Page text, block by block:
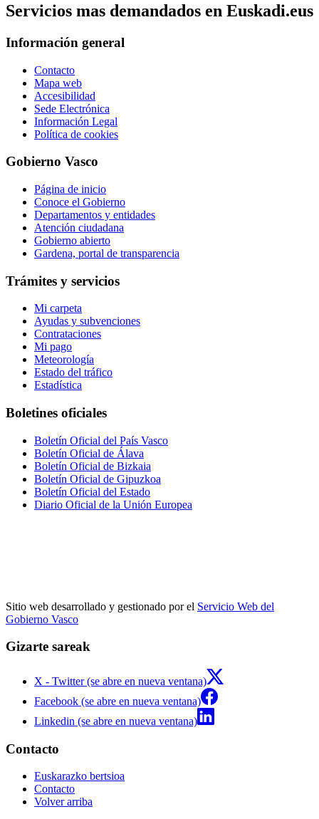
Servicios mas demandados en Euskadi.eus
Información general
Contacto
Mapa web
Accesibilidad
Sede Electrónica
Información Legal
Política de cookies
Gobierno Vasco
Página de inicio
Conoce el Gobierno
Departamentos y entidades
Atención ciudadana
Gobierno abierto
Gardena, portal de transparencia
Trámites y servicios
Mi carpeta
Ayudas y subvenciones
Contrataciones
Mi pago
Meteorología
Estado del tráfico
Estadística
Boletines oficiales
Boletín Oficial del País Vasco
Boletín Oficial de Álava
Boletín Oficial de Bizkaia
Boletín Oficial de Gipuzkoa
Boletín Oficial del Estado
Diario Oficial de la Unión Europea
Sitio web desarrollado y gestionado por el Servicio Web del
Gobierno Vasco
Gizarte sareak
X - Twitter (se abre en nueva ventana)
Facebook (se abre en nueva ventana)
Linkedin (se abre en nueva ventana)
Contacto
Euskarazko bertsioa
Contacto
Volver arriba